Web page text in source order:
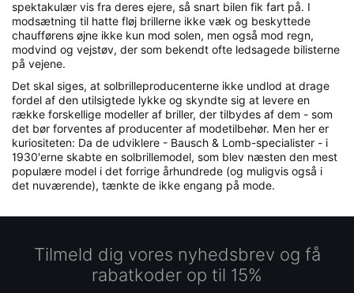
spektakulær vis fra deres ejere, så snart bilen fik fart på. I
modsætning til hatte fløj brillerne ikke væk og beskyttede
chaufførens øjne ikke kun mod solen, men også mod regn,
modvind og vejstøv, der som bekendt ofte ledsagede bilisterne
på vejene.
Det skal siges, at solbrilleproducenterne ikke undlod at drage
fordel af den utilsigtede lykke og skyndte sig at levere en
række forskellige modeller af briller, der tilbydes af dem - som
det bør forventes af producenter af modetilbehør. Men her er
kuriositeten: Da de udviklere - Bausch & Lomb-specialister - i
1930'erne skabte en solbrillemodel, som blev næsten den mest
populære model i det forrige århundrede (og muligvis også i
det nuværende), tænkte de ikke engang på mode.
Tilmeld dig vores nyhedsbrev og få
rabatkoder op til 15%